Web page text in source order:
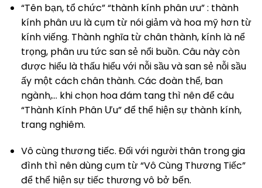
“Tên bạn, tổ chức” “thành kính phân ưu” : thành
kính phân ưu là cụm từ nói giảm và hoa mỹ hơn từ
kính viếng. Thành nghĩa từ chân thành, kính là nể
trọng, phân ưu tức san sẻ nổi buồn. Câu này còn
được hiểu là thấu hiểu với nỗi sầu và san sẻ nỗi sầu
ấy một cách chân thành. Các đoàn thể, ban
ngành,… khi chọn hoa đám tang thì nên để câu
“Thành Kính Phân Ưu” để thể hiện sự thành kính,
trang nghiêm.
Vô cùng thương tiếc. Đối với người thân trong gia
đình thì nên dùng cụm từ “Vô Cùng Thương Tiếc”
để thể hiện sự tiếc thương vô bở bến.